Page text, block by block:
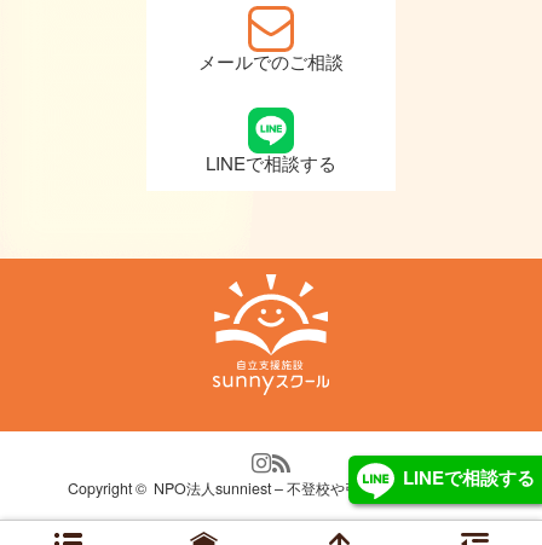
メールでのご相談
LINEで相談する
Copyright © NPO法人sunniest – 不登校や引きこもり自立支援
LINEで相談する